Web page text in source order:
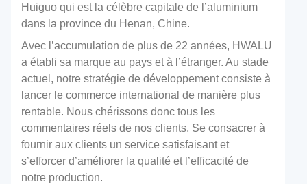
Huiguo qui est la célèbre capitale de l’aluminium
dans la province du Henan, Chine.
Avec l’accumulation de plus de 22 années, HWALU
a établi sa marque au pays et à l’étranger. Au stade
actuel, notre stratégie de développement consiste à
lancer le commerce international de manière plus
rentable. Nous chérissons donc tous les
commentaires réels de nos clients, Se consacrer à
fournir aux clients un service satisfaisant et
s’efforcer d’améliorer la qualité et l’efficacité de
notre production.
Plaque d'aluminium pour camion-citerne